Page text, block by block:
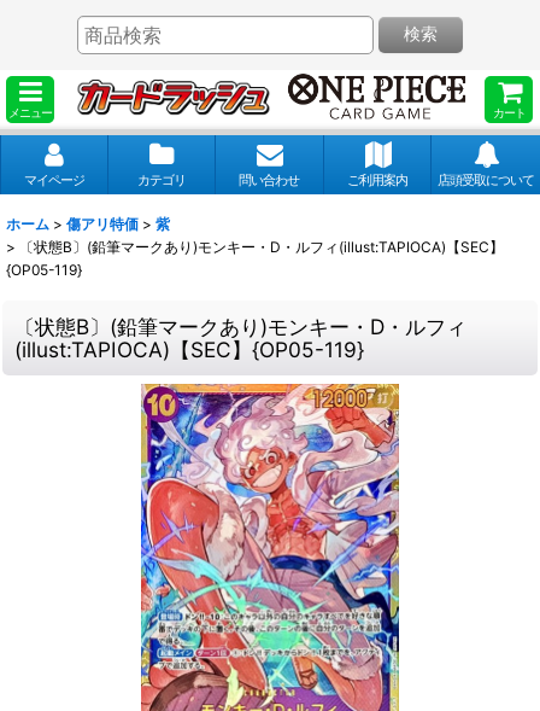
メニュー カート
検索
マイページ カテゴリ 問い合わせ ご利用案内 店頭受取について
ホーム > 傷アリ特価 > 紫
>
〔状態B〕(鉛筆マークあり)モンキー・D・ルフィ(illust:TAPIOCA)【SEC】
{OP05-119}
〔状態B〕(鉛筆マークあり)モンキー・D・ルフィ
(illust:TAPIOCA)【SEC】{OP05-119}